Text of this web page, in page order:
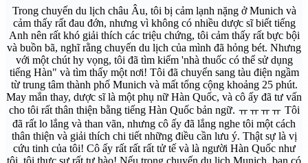
Trong chuyến du lịch châu Âu, tôi bị cảm lạnh nặng ở Munich và
cảm thấy rất đau đớn, nhưng vì không có nhiều dược sĩ biết tiếng
Anh nên rất khó giải thích các triệu chứng, tôi cảm thấy rất bực bội
và buồn bã, nghĩ rằng chuyến du lịch của mình đã hỏng bét. Nhưng
với một chút hy vọng, tôi đã tìm kiếm 'nhà thuốc có thể sử dụng
tiếng Hàn" và tìm thấy một nơi! Tôi đã chuyển sang tàu điện ngầm
từ trung tâm thành phố Munich và mất tổng cộng khoảng 25 phút.
May mắn thay, dược sĩ là một phụ nữ Hàn Quốc, và cô ấy đã tư vấn
cho tôi rất thân thiện bằng tiếng Hàn Quốc bản ngữ. ㅠㅠㅠㅠ Tôi
đã rất lo lắng và than vãn, nhưng cô ấy đã lắng nghe tôi một cách
thân thiện và giải thích chi tiết những điều cần lưu ý. Thật sự là vị
cứu tinh của tôi! Cô ấy rất rất rất tử tế và là người Hàn Quốc như
tôi, tôi thực sự rất tự hào! Nếu trong chuyến du lịch Munich, bạn có